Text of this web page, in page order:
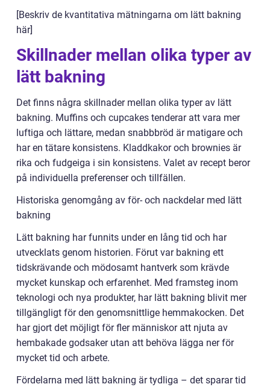
[Beskriv de kvantitativa mätningarna om lätt bakning
här]
Skillnader mellan olika typer av
lätt bakning
Det finns några skillnader mellan olika typer av lätt
bakning. Muffins och cupcakes tenderar att vara mer
luftiga och lättare, medan snabbbröd är matigare och
har en tätare konsistens. Kladdkakor och brownies är
rika och fudgeiga i sin konsistens. Valet av recept beror
på individuella preferenser och tillfällen.
Historiska genomgång av för- och nackdelar med lätt
bakning
Lätt bakning har funnits under en lång tid och har
utvecklats genom historien. Förut var bakning ett
tidskrävande och mödosamt hantverk som krävde
mycket kunskap och erfarenhet. Med framsteg inom
teknologi och nya produkter, har lätt bakning blivit mer
tillgängligt för den genomsnittlige hemmakocken. Det
har gjort det möjligt för fler människor att njuta av
hembakade godsaker utan att behöva lägga ner för
mycket tid och arbete.
Fördelarna med lätt bakning är tydliga – det sparar tid